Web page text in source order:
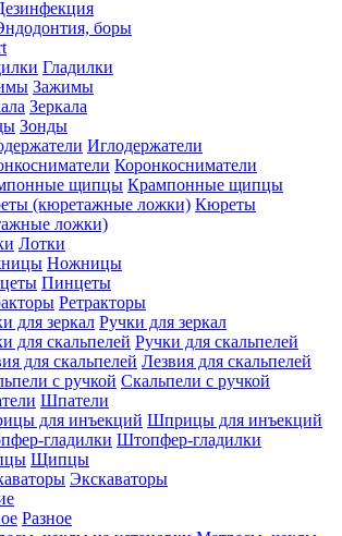
боры
Гладилки
Зажимы
Зеркала
Зонды
Иглодержатели
Коронкосниматели
Крампонные щипцы
Кюреты
ложки)
Лотки
Ножницы
Пинцеты
Ретракторы
Ручки для зеркал
Ручки для скальпелей
Лезвия для скальпелей
Скальпели с ручкой
Шпатели
Шприцы для инъекций
Штопфер-гладилки
Щипцы
Экскаваторы
Разное